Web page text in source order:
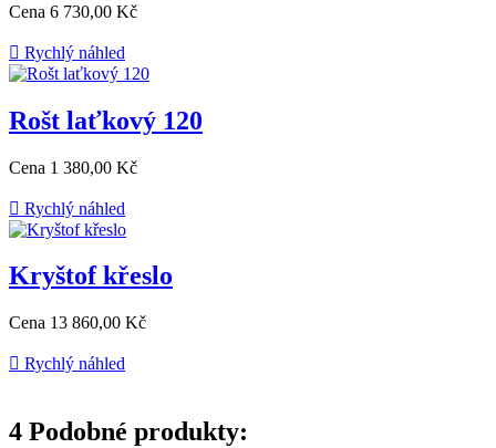
Cena 6 730,00 Kč
 Rychlý náhled
Rošt laťkový 120
Cena 1 380,00 Kč
 Rychlý náhled
Kryštof křeslo
Cena 13 860,00 Kč
 Rychlý náhled
4 Podobné produkty: